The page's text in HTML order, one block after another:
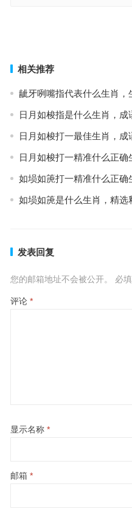
相关推荐
龇牙咧嘴指代表什么生肖，
日月如梭指是什么生肖，成
日月如梭打一最佳生肖，成
日月如梭打一精准什么正
如埙如箎打一精准什么正确
如埙如箎是什么生肖，精选
发表回复
您的邮箱地址不会被公开。 必
评论 *
显示名称 *
邮箱 *